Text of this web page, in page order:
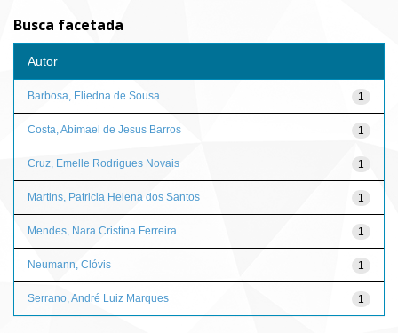
Busca facetada
Autor
1
Barbosa, Eliedna de Sousa
1
Costa, Abimael de Jesus Barros
1
Cruz, Emelle Rodrigues Novais
1
Martins, Patricia Helena dos Santos
1
Mendes, Nara Cristina Ferreira
1
Neumann, Clóvis
1
Serrano, André Luiz Marques